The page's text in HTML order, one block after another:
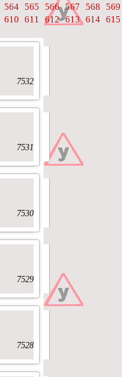
564 565 566 567 568 569
610 611 612 613 614 615
7532
7531
7530
7529
7528